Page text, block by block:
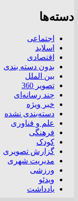
دسته‌ها
اجتماعی
اسلاید
اقتصادی
بدون دسته بندی
بین الملل
تصویر 360
چند رسانه‌ای
خبر ویژه
دسته‌بندی نشده
علم و فناوری
فرهنگی
کودک
گزارش تصویری
مدیریت شهری
ورزشی
ویدئو
یادداشت